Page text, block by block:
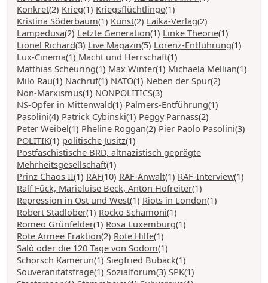
Konkret(2) Krieg(1) Kriegsflüchtlinge(1)
Kristina Söderbaum(1) Kunst(2) Laika-Verlag(2)
Lampedusa(2) Letzte Generation(1) Linke Theorie(1)
Lionel Richard(3) Live Magazin(5) Lorenz-Entführung(1)
Lux-Cinema(1) Macht und Herrschaft(1)
Matthias Scheuring(1) Max Winter(1) Michaela Mellian(1)
Milo Rau(1) Nachruf(1) NATO(1) Neben der Spur(2)
Non-Marxismus(1) NONPOLITICS(3)
NS-Opfer in Mittenwald(1) Palmers-Entführung(1)
Pasolini(4) Patrick Cybinski(1) Peggy Parnass(2)
Peter Weibel(1) Pheline Roggan(2) Pier Paolo Pasolini(3)
POLITIK(1) politische Jusitz(1)
Postfaschistische BRD, altnazistisch geprägte
Mehrheitsgesellschaft(1)
Prinz Chaos II(1) RAF(10) RAF-Anwalt(1) RAF-Interview(1)
Ralf Fück, Marieluise Beck, Anton Hofreiter(1)
Repression in Ost und West(1) Riots in London(1)
Robert Stadlober(1) Rocko Schamoni(1)
Romeo Grünfelder(1) Rosa Luxemburg(1)
Rote Armee Fraktion(2) Rote Hilfe(1)
Salò oder die 120 Tage von Sodom(1)
Schorsch Kamerun(1) Siegfried Buback(1)
Souveränitätsfrage(1) Sozialforum(3) SPK(1)